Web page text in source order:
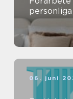
06. juni